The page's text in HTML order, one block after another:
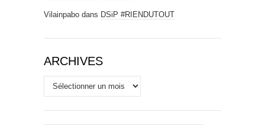
Vilainpabo dans DSiP #RIENDUTOUT
ARCHIVES
Archives